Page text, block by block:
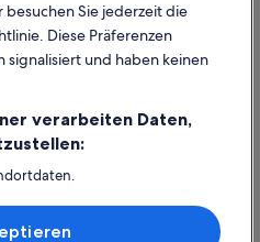
Sie jederzeit die
Diese Präferenzen
signalisiert und haben keinen
verarbeiten Daten,
auf Informationen auf einem
und Inhalte, Messung